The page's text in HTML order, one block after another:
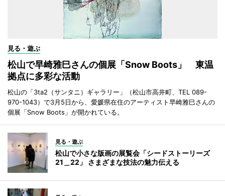
見る・遊ぶ
松山で早崎雅巳さんの個展「Snow Boots」 東温
拠点に多彩な活動
松山の「3ta2（サンタニ）ギャラリー」（松山市高井町、TEL 089-
970-1043）で3月5日から、愛媛県在住のアーティスト早崎雅巳さんの
個展「Snow Boots」が開かれている。
見る・遊ぶ
松山で小さな版画の展覧会「シードストーリーズ
21＿22」 さまざまな技法の魅力伝える